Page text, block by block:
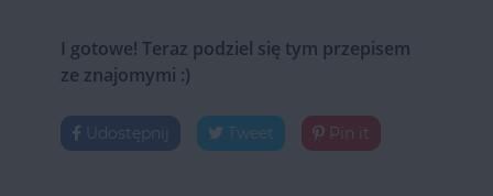
I gotowe! Teraz podziel się tym przepisem
ze znajomymi :)
Udostępnij Tweet Pin it